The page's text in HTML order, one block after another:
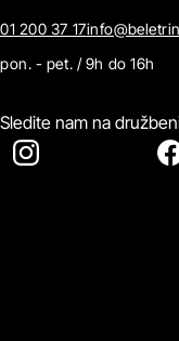
01 200 37 17
pon. - pet. / 9h do 16h
Sledite nam na